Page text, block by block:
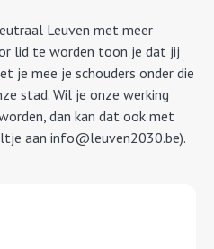
Leuven met meer
lid te worden toon je dat jij
je mee je schouders onder die
stad. Wil je onze werking
dan kan dat ook met
aan info@leuven2030.be).